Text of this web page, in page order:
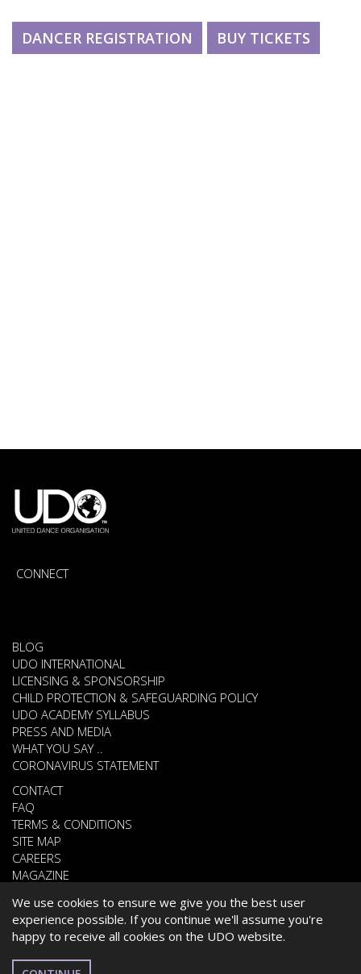
We use cookies to ensure we give you the best user
experience possible. If you continue we'll assume you're
happy to receive all cookies on the UDO website.
DANCER REGISTRATION BUY TICKETS
CONNECT
BLOG
UDO INTERNATIONAL
LICENSING & SPONSORSHIP
CHILD PROTECTION & SAFEGUARDING POLICY
UDO ACADEMY SYLLABUS
PRESS AND MEDIA
WHAT YOU SAY ..
CORONAVIRUS STATEMENT
CONTACT
FAQ
TERMS & CONDITIONS
SITE MAP
CAREERS
MAGAZINE
© 2026 UNITED DANCE ORGANISATION
WEBSITE DEVELOPED BY